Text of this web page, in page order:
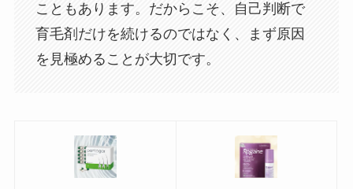
こともあります。だからこそ、自己判断で
育毛剤だけを続けるのではなく、まず原因
を見極めることが大切です。